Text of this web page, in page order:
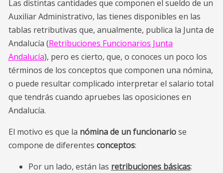
Las distintas cantidades que componen el sueldo de un
Auxiliar Administrativo, las tienes disponibles en las
tablas retributivas que, anualmente, publica la Junta de
Andalucía (Retribuciones Funcionarios Junta
Andalucía), pero es cierto, que, o conoces un poco los
términos de los conceptos que componen una nómina,
o puede resultar complicado interpretar el salario total
que tendrás cuando apruebes las oposiciones en
Andalucía.
El motivo es que la nómina de un funcionariose
compone de diferentes conceptos:
Por un lado, están las retribuciones básicas: